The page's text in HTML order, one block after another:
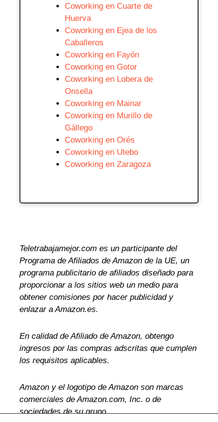
Coworking en Cuarte de
Huerva
Coworking en Ejea de los
Caballeros
Coworking en Fayón
Coworking en Gotor
Coworking en Lobera de
Onsella
Coworking en Mainar
Coworking en Murillo de
Gállego
Coworking en Orés
Coworking en Utebo
Coworking en Zaragoza
Teletrabajamejor.com es un participante del
Programa de Afiliados de Amazon de la UE, un
programa publicitario de afiliados diseñado para
proporcionar a los sitios web un medio para
obtener comisiones por hacer publicidad y
enlazar a Amazon.es.
En calidad de Afiliado de Amazon, obtengo
ingresos por las compras adscritas que cumplen
los requisitos aplicables.
Amazon y el logotipo de Amazon son marcas
comerciales de Amazon.com, Inc. o de
sociedades de su grupo.